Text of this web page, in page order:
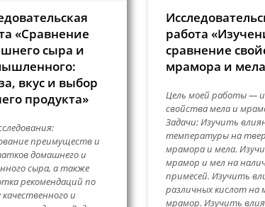
«Сравнение
сыра и
вкус и выбор
продукта»
преимуществ и
домашнего и
сыра, а также
рекомендаций по
и
работа
сравнение
мрамора и
Цель моей работы —
свойства мела и
Задачи: Изучить
температуры на
мрамора и мела.
мрамор и мел на
примесей. Изучить
различных кислот на
мрамор. Изучить